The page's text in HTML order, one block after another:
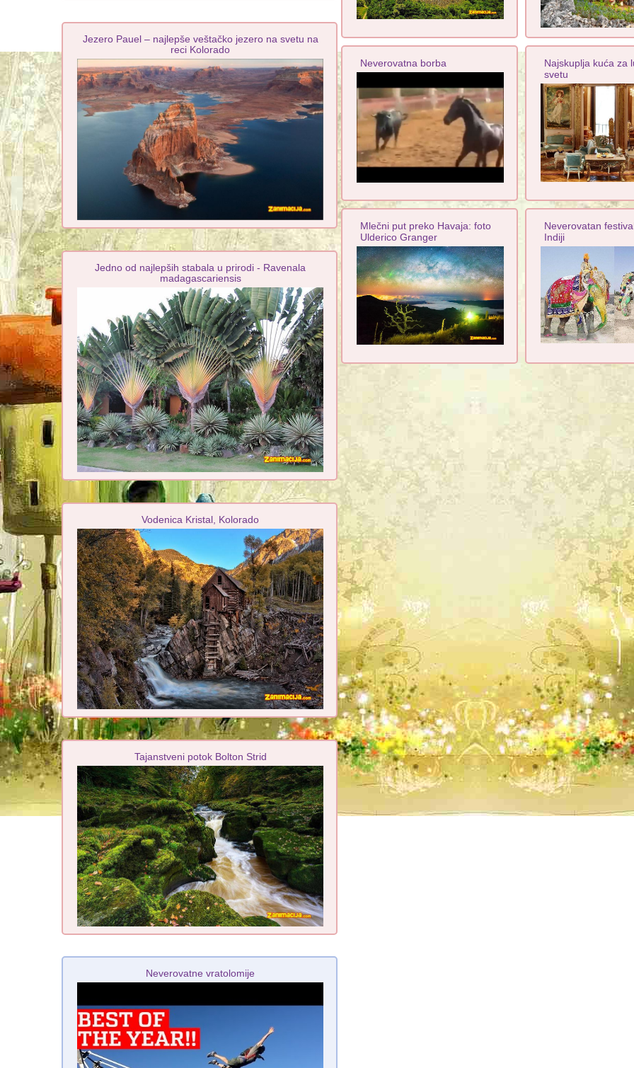
Neverovatna borba
Najskuplja kuća za
svetu
Mlečni put preko Havaja: foto
Ulderico Granger
Neverovatan
Indiji
Jezero Pauel – najlepše veštačko jezero na svetu na
reci Kolorado
Jedno od najlepših stabala u prirodi - Ravenala
madagascariensis
Vodenica Kristal, Kolorado
Tajanstveni potok Bolton Strid
Neverovatne vratolomije